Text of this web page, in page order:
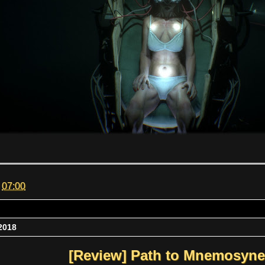
07:00
[Review] Path to Mnemosyne